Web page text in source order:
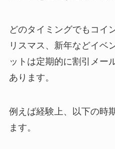
どのタイミングでもコイ
リスマス、新年などイベ
ットは定期的に割引メー
あります。
例えば経験上、以下の時
ます。